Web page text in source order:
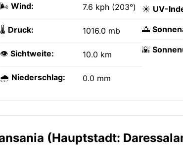
🌬️ Wind: 7.6 kph (203°)
🌡️ Druck: 1016.0 mb
👁️ Sichtweite: 10.0 km
🌧️ Niederschlag: 0.0 mm
☀️ UV-
🌅
🌇
(Hauptstadt: